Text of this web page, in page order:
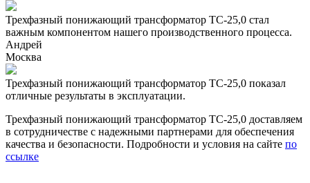
Трехфазный понижающий трансформатор ТС-25,0 стал
важным компонентом нашего производственного процесса.
Андрей
Москва
Трехфазный понижающий трансформатор ТС-25,0 показал
отличные результаты в эксплуатации.
Трехфазный понижающий трансформатор ТС-25,0 доставляем
в сотрудничестве с надежными партнерами для обеспечения
качества и безопасности. Подробности и условия на сайте по
ссылке